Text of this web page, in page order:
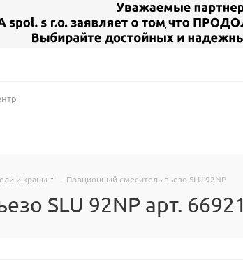
и краны - Порционный смеситель пьезо SLU 92NP
SLU 92NP арт. 66921